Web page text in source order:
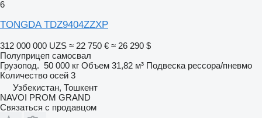
6
TONGDA TDZ9404ZZXP
312 000 000 UZS ≈ 22 750 € ≈ 26 290 $
Полуприцеп самосвал
Грузопод. 50 000 кг Объем 31,82 м³ Подвеска рессора/пневмо
Количество осей 3
Узбекистан, Тошкент
NAVOI PROM GRAND
Связаться с продавцом